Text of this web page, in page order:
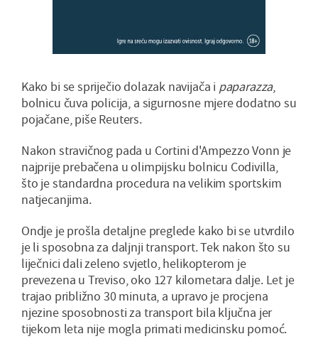
Kako bi se spriječio dolazak navijača i paparazza,
bolnicu čuva policija, a sigurnosne mjere dodatno su
pojačane, piše Reuters.
Nakon stravičnog pada u Cortini d'Ampezzo Vonn je
najprije prebačena u olimpijsku bolnicu Codivilla,
što je standardna procedura na velikim sportskim
natjecanjima.
Ondje je prošla detaljne preglede kako bi se utvrdilo
je li sposobna za daljnji transport. Tek nakon što su
liječnici dali zeleno svjetlo, helikopterom je
prevezena u Treviso, oko 127 kilometara dalje. Let je
trajao približno 30 minuta, a upravo je procjena
njezine sposobnosti za transport bila ključna jer
tijekom leta nije mogla primati medicinsku pomoć.